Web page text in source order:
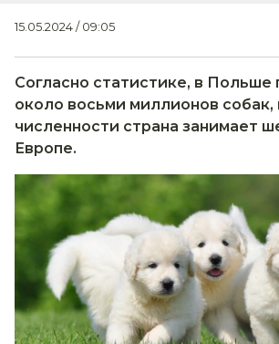
15.05.2024 / 09:05
Согласно статистике, в Польше
около восьми миллионов собак,
численности страна занимает
Европе.